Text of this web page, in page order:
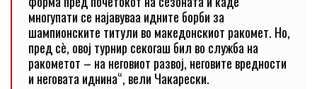
многупати се најавуваа идните борби за
шампионските титули во македонскиот ракомет. Но,
пред сè, овој турнир секогаш бил во служба на
ракометот – на неговиот развој, неговите вредности
и неговата иднина“, вели Чакарески.